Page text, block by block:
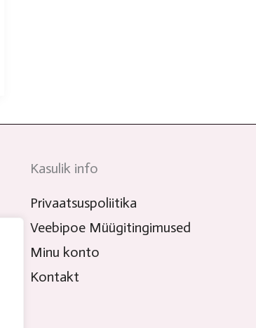
Kasulik info
Privaatsuspoliitika
Veebipoe Müügitingimused
Minu konto
Kontakt